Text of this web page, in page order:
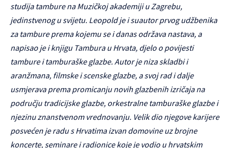
studija tambure na Muzičkoj akademiji u Zagrebu,
jedinstvenog u svijetu. Leopold je i suautorprvog udžbenika
za tambure prema kojemu se i danas održava nastava, a
napisao je i knjigu Tambura u Hrvata, djelo o povijesti
tambure i tamburaške glazbe. Autor je niza skladbi i
aranžmana, filmske i scenske glazbe, a svoj rad i dalje
usmjerava prema promicanju novih glazbenih izričaja na
području tradicijske glazbe, orkestralne tamburaške glazbe i
njezinu znanstvenom vrednovanju. Velik dio njegove karijere
posvećen je radu s Hrvatima izvan domovine uz brojne
koncerte, seminare i radionice koje je vodio u hrvatskim